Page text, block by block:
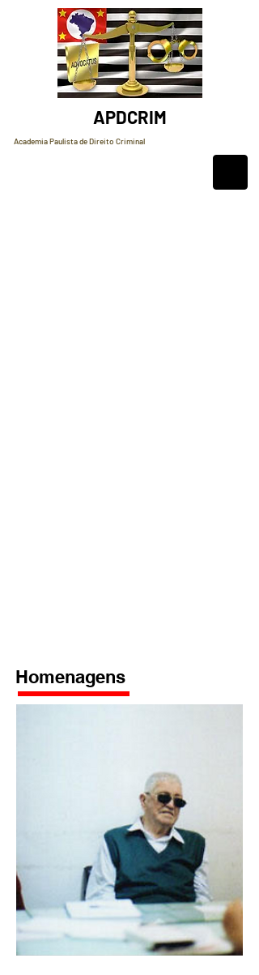
APDCRIM
Academia Paulista de Direito Criminal
Homenagens